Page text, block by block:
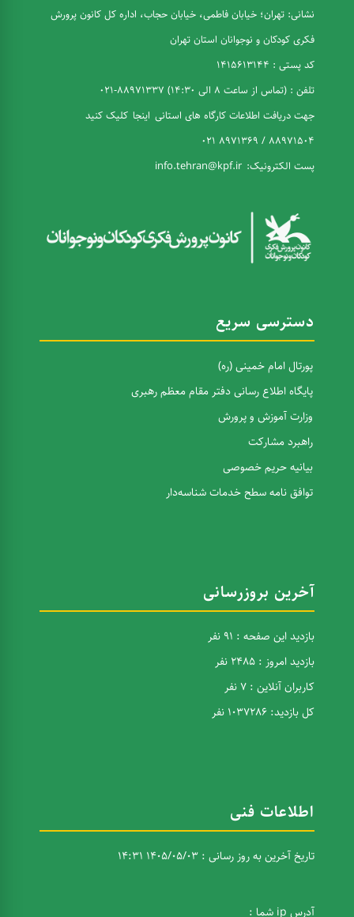
نشانی: تهران؛ خیابان فاطمی، خیابان حجاب، اداره کل کانون پرورش
فکری کودکان و نوجوانان استان تهران
کد پستی : 1415613144
تلفن : (تماس از ساعت 8 الی 14:30) 88971337-021
جهت دریافت اطلاعات کارگاه های استانی اینجا کلیک کنید
88971504 / 8971369 021
پست الکترونیک: info.tehran@kpf.ir
دسترسی سریع
پورتال امام خمینی (ره)
پایگاه اطلاع رسانی دفتر مقام معظم رهبری
وزارت آموزش و پرورش
راهبرد مشارکت
بیانیه حریم خصوصی
توافق نامه سطح خدمات شناسه‌دار
آخرین بروزرسانی
بازدید این صفحه : 91 نفر
بازدید امروز : 2485 نفر
کاربران آنلاین : 7 نفر
کل بازدید: 1037286 نفر
اطلاعات فنی
تاریخ آخرین به روز رسانی : 1405/05/03 14:31
آدرس ip شما :